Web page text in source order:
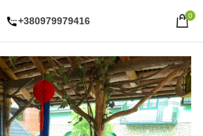
+380979979416 0